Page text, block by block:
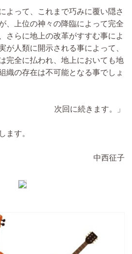
よって、これまで巧みに覆い隠さ
、上位の神々の降臨によって完全
さらに地上の改革がすすむ事によ
が人類に開示される事によって、
完全に払われ、地上においても地
織の存在は不可能となる事でしょ
次回に続きます。」
ます。
中西征子